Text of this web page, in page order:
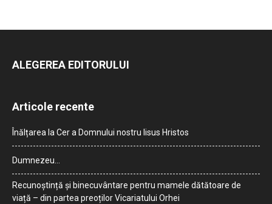
ALEGEREA EDITORULUI
Articole recente
Înălțarea la Cer a Domnului nostru Iisus Hristos
Dumnezeu…
Recunoștință și binecuvântare pentru mamele dătătoare de
viață – din partea preoților Vicariatului Orhei